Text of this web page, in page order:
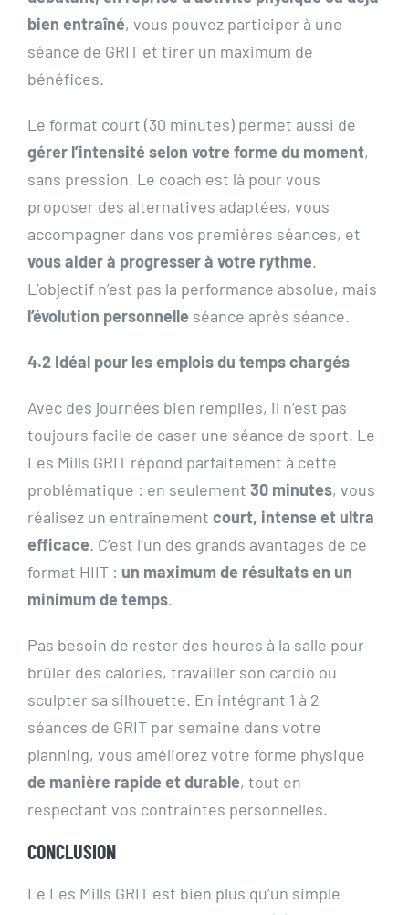
bien entraîné, vous pouvez participer à une
séance de GRIT et tirer un maximum de
bénéfices.
Le format court (30 minutes) permet aussi de
gérer l’intensité selon votre forme du moment,
sans pression. Le coach est là pour vous
proposer des alternatives adaptées, vous
accompagner dans vos premières séances, et
vous aider à progresser à votre rythme.
L’objectif n’est pas la performance absolue, mais
l’évolution personnelle séance après séance.
4.2 Idéal pour les emplois du temps chargés
Avec des journées bien remplies, il n’est pas
toujours facile de caser une séance de sport. Le
Les Mills GRIT répond parfaitement à cette
problématique : en seulement 30 minutes, vous
réalisez un entraînement court, intense et ultra
efficace. C’est l’un des grands avantages de ce
format HIIT : un maximum de résultats en un
minimum de temps.
Pas besoin de rester des heures à la salle pour
brûler des calories, travailler son cardio ou
sculpter sa silhouette. En intégrant 1 à 2
séances de GRIT par semaine dans votre
planning, vous améliorez votre forme physique
de manière rapide et durable, tout en
respectant vos contraintes personnelles.
CONCLUSION
Le Les Mills GRIT est bien plus qu’un simple